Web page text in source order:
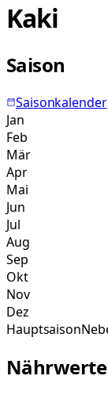
Kaki
Saison
Saisonkalender
Jan
Feb
Mär
Apr
Mai
Jun
Jul
Aug
Sep
Okt
Nov
Dez
Hauptsaison
Nährwerte